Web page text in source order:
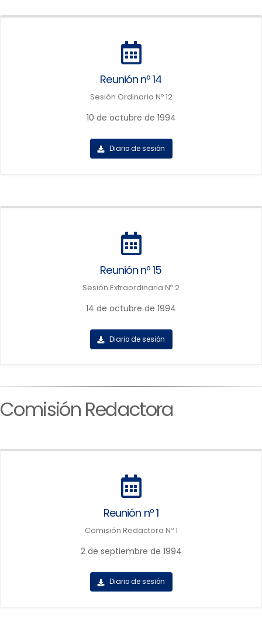
Reunión nº 14
Sesión Ordinaria Nº 12
10 de octubre de 1994
Diario de sesión
Reunión nº 15
Sesión Extraordinaria Nº 2
14 de octubre de 1994
Diario de sesión
Comisión Redactora
Reunión nº 1
Comisión Redactora Nº 1
2 de septiembre de 1994
Diario de sesión